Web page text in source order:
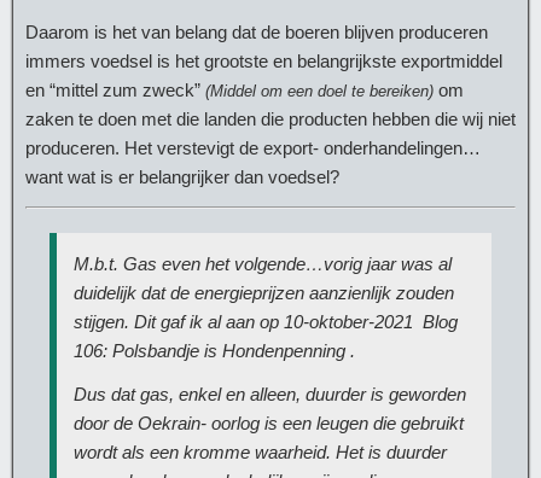
Daarom is het van belang dat de boeren blijven produceren
immers voedsel is het grootste en belangrijkste exportmiddel
en “mittel zum zweck” (Middel om een doel te bereiken) om
zaken te doen met die landen die producten hebben die wij niet
produceren. Het verstevigt de export- onderhandelingen…
want wat is er belangrijker dan voedsel?
M.b.t. Gas even het volgende…vorig jaar was al
duidelijk dat de energieprijzen aanzienlijk zouden
stijgen. Dit gaf ik al aan op 10-oktober-2021 Blog
106: Polsbandje is Hondenpenning .
Dus dat gas, enkel en alleen, duurder is geworden
door de Oekrain- oorlog is een leugen die gebruikt
wordt als een kromme waarheid. Het is duurder